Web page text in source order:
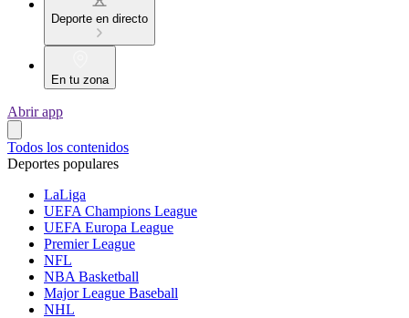
Deporte en directo
En tu zona
Abrir app
Todos los contenidos
Deportes populares
LaLiga
UEFA Champions League
UEFA Europa League
Premier League
NFL
NBA Basketball
Major League Baseball
NHL